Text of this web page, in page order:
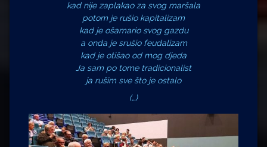
kad nije zaplakao za svog maršala
potom je rušio kapitalizam
kad je ošamario svog gazdu
a onda je srušio feudalizam
kad je otišao od mog djeda
Ja sam po tome tradicionalist
ja rušim sve što je ostalo
(…)